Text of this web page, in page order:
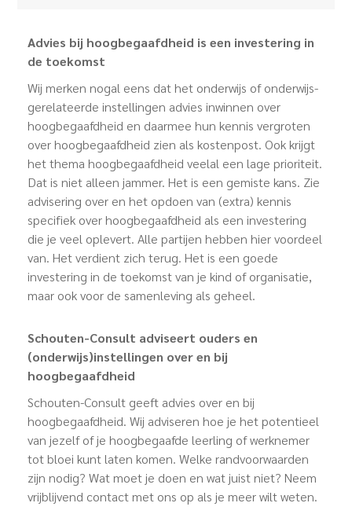
Advies bij hoogbegaafdheid is een investering in
de toekomst
Wij merken nogal eens dat het onderwijs of onderwijs-
gerelateerde instellingen advies inwinnen over
hoogbegaafdheid en daarmee hun kennis vergroten
over hoogbegaafdheid zien als kostenpost. Ook krijgt
het thema hoogbegaafdheid veelal een lage prioriteit.
Dat is niet alleen jammer. Het is een gemiste kans. Zie
advisering over en het opdoen van (extra) kennis
specifiek over hoogbegaafdheid als een investering
die je veel oplevert. Alle partijen hebben hier voordeel
van. Het verdient zich terug. Het is een goede
investering in de toekomst van je kind of organisatie,
maar ook voor de samenleving als geheel.
Schouten-Consult adviseert ouders en
(onderwijs)instellingen over en bij
hoogbegaafdheid
Schouten-Consult geeft advies over en bij
hoogbegaafdheid. Wij adviseren hoe je het potentieel
van jezelf of je hoogbegaafde leerling of werknemer
tot bloei kunt laten komen. Welke randvoorwaarden
zijn nodig? Wat moet je doen en wat juist niet? Neem
vrijblijvend contact met ons op als je meer wilt weten.